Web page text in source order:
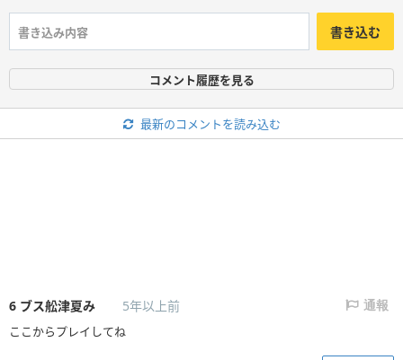
書き込む
コメント履歴を見る
最新のコメントを読み込む
6 ブス舩津夏み 5年以上前 通報
ここからプレイしてね